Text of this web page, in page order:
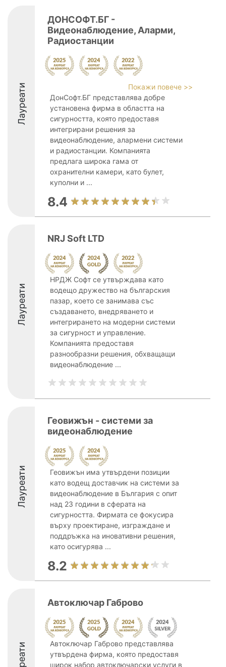
Лауреати
ДОНСОФТ.БГ -
Видеонаблюдение, Аларми,
Радиостанции
Покажи повече >>
ДонСофт.БГ представлява добре
установена фирма в областта на
сигурността, която предоставя
интегрирани решения за
видеонаблюдение, алармени системи
и радиостанции. Компанията
предлага широка гама от
охранителни камери, като булет,
куполни и ...
8.4
Лауреати
NRJ Soft LTD
НРДЖ Софт се утвърждава като
водещо дружество на българския
пазар, което се занимава със
създаването, внедряването и
интегрирането на модерни системи
за сигурност и управление.
Компанията предоставя
разнообразни решения, обхващащи
видеонаблюдение ...
Лауреати
Геовижън - системи за
видеонаблюдение
Геовижън има утвърдени позиции
като водещ доставчик на системи за
видеонаблюдение в България с опит
над 23 години в сферата на
сигурността. Фирмата се фокусира
върху проектиране, изграждане и
поддръжка на иновативни решения,
като осигурява ...
8.2
Автоключар Габрово
Автоключар Габрово представлява
утвърдена фирма, която предоставя
широк набор автоключарски услуги в